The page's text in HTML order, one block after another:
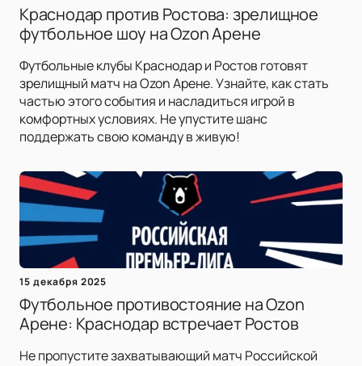
Краснодар против Ростова: зрелищное
футбольное шоу на Ozon Арене
Футбольные клубы Краснодар и Ростов готовят
зрелищный матч на Ozon Арене. Узнайте, как стать
частью этого события и насладиться игрой в
комфортных условиях. Не упустите шанс
поддержать свою команду в живую!
15 декабря 2025
Футбольное противостояние на Ozon
Арене: Краснодар встречает Ростов
Не пропустите захватывающий матч Российской